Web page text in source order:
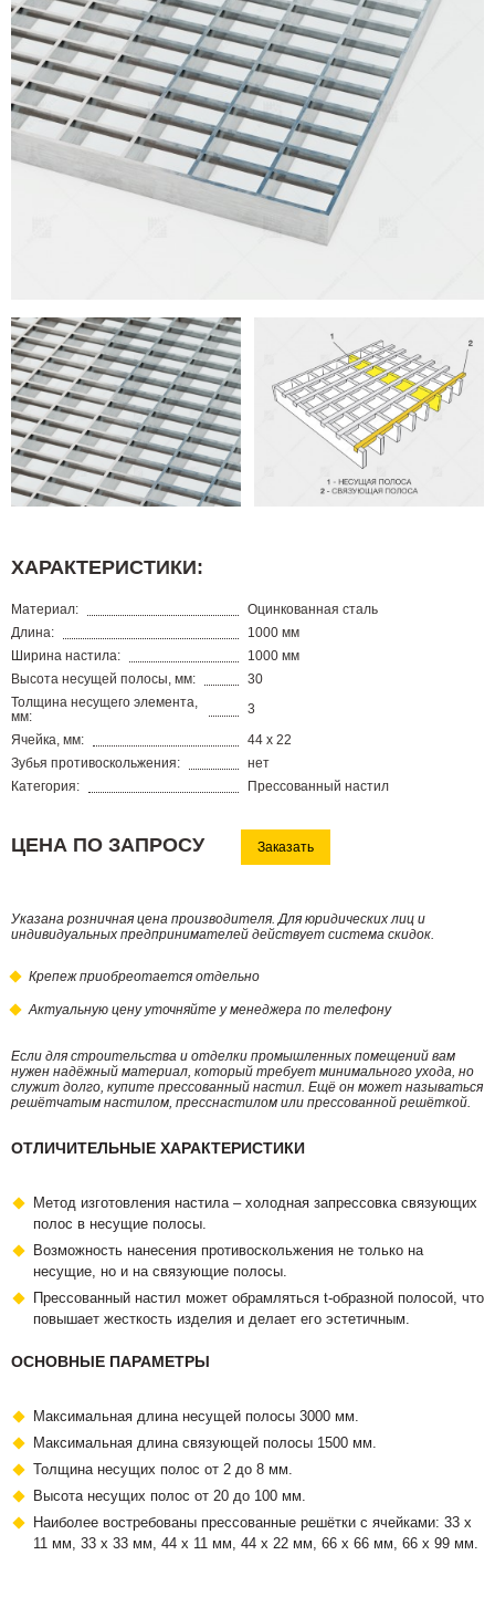
ХАРАКТЕРИСТИКИ:
Материал:
Оцинкованная сталь
Длина:
1000 мм
Ширина настила:
1000 мм
Высота несущей полосы, мм:
30
Толщина несущего элемента,
мм:
3
Ячейка, мм:
44 х 22
Зубья противоскольжения:
нет
Категория:
Прессованный настил
ЦЕНА ПО ЗАПРОСУ Заказать
Указана розничная цена производителя. Для юридических лиц и
индивидуальных предпринимателей действует система скидок.
Крепеж приобреотается отдельно
Актуальную цену уточняйте у менеджера по телефону
Если для строительства и отделки промышленных помещений вам
нужен надёжный материал, который требует минимального ухода, но
служит долго, купите прессованный настил. Ещё он может называться
решётчатым настилом, пресснастилом или прессованной решёткой.
ОТЛИЧИТЕЛЬНЫЕ ХАРАКТЕРИСТИКИ
Метод изготовления настила – холодная запрессовка связующих
полос в несущие полосы.
Возможность нанесения противоскольжения не только на
несущие, но и на связующие полосы.
Прессованный настил может обрамляться t-образной полосой, что
повышает жесткость изделия и делает его эстетичным.
ОСНОВНЫЕ ПАРАМЕТРЫ
Максимальная длина несущей полосы 3000 мм.
Максимальная длина связующей полосы 1500 мм.
Толщина несущих полос от 2 до 8 мм.
Высота несущих полос от 20 до 100 мм.
Наиболее востребованы прессованные решётки с ячейками: 33 х
11 мм, 33 х 33 мм, 44 х 11 мм, 44 х 22 мм, 66 х 66 мм, 66 х 99 мм.